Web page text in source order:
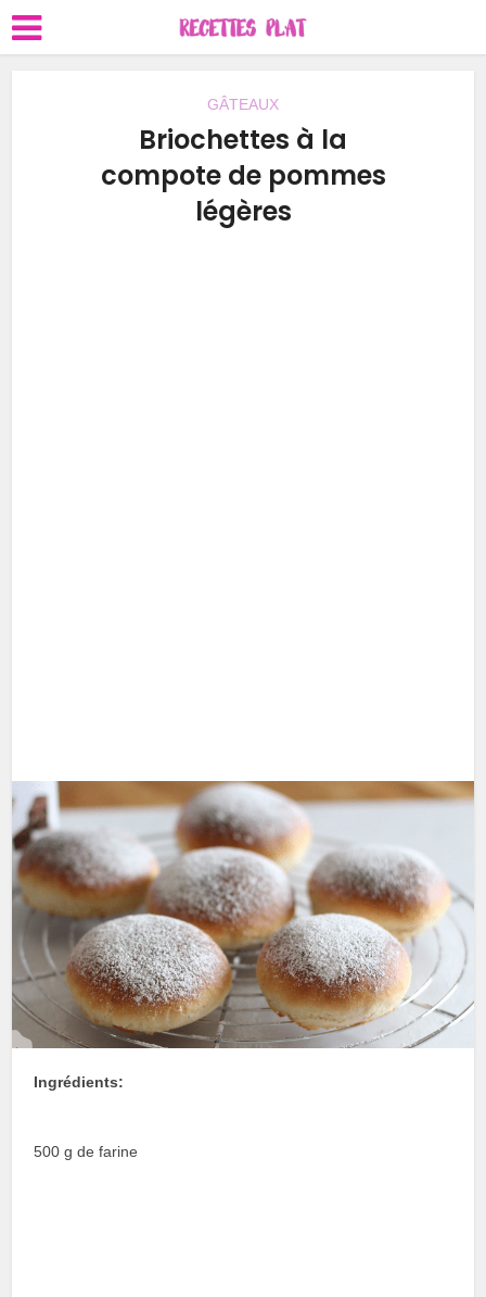
GÂTEAUX
Briochettes à la
compote de pommes
légères
Ingrédients:
500 g de farine